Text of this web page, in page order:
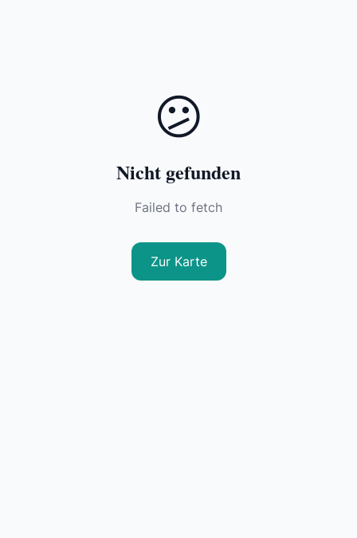
😕
Nicht gefunden
Failed to fetch
Zur Karte